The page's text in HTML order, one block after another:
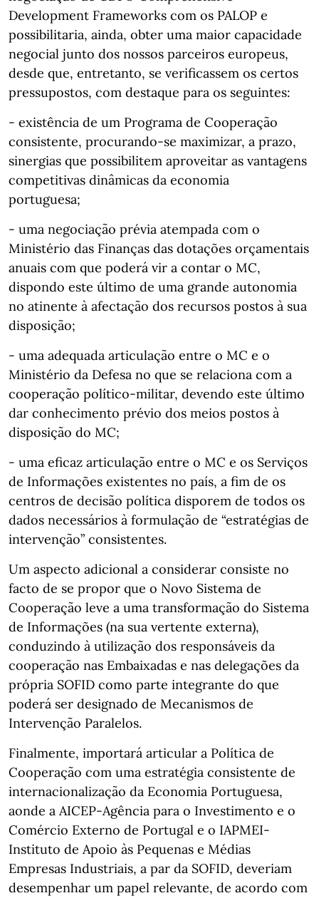
Development Frameworks com os PALOP e
possibilitaria, ainda, obter uma maior capacidade
negocial junto dos nossos parceiros europeus,
desde que, entretanto, se verificassem os certos
pressupostos, com destaque para os seguintes:
- existência de um Programa de Cooperação
consistente, procurando-se maximizar, a prazo,
sinergias que possibilitem aproveitar as vantagens
competitivas dinâmicas da economia
portuguesa;
- uma negociação prévia atempada com o
Ministério das Finanças das dotações orçamentais
anuais com que poderá vir a contar o MC,
dispondo este último de uma grande autonomia
no atinente à afectação dos recursos postos à sua
disposição;
- uma adequada articulação entre o MC e o
Ministério da Defesa no que se relaciona com a
cooperação político-militar, devendo este último
dar conhecimento prévio dos meios postos à
disposição do MC;
- uma eficaz articulação entre o MC e os Serviços
de Informações existentes no país, a fim de os
centros de decisão política disporem de todos os
dados necessários à formulação de “estratégias de
intervenção” consistentes.
Um aspecto adicional a considerar consiste no
facto de se propor que o Novo Sistema de
Cooperação leve a uma transformação do Sistema
de Informações (na sua vertente externa),
conduzindo à utilização dos responsáveis da
cooperação nas Embaixadas e nas delegações da
própria SOFID como parte integrante do que
poderá ser designado de Mecanismos de
Intervenção Paralelos.
Finalmente, importará articular a Política de
Cooperação com uma estratégia consistente de
internacionalização da Economia Portuguesa,
aonde a AICEP-Agência para o Investimento e o
Comércio Externo de Portugal e o IAPMEI-
Instituto de Apoio às Pequenas e Médias
Empresas Industriais, a par da SOFID, deveriam
desempenhar um papel relevante, de acordo com